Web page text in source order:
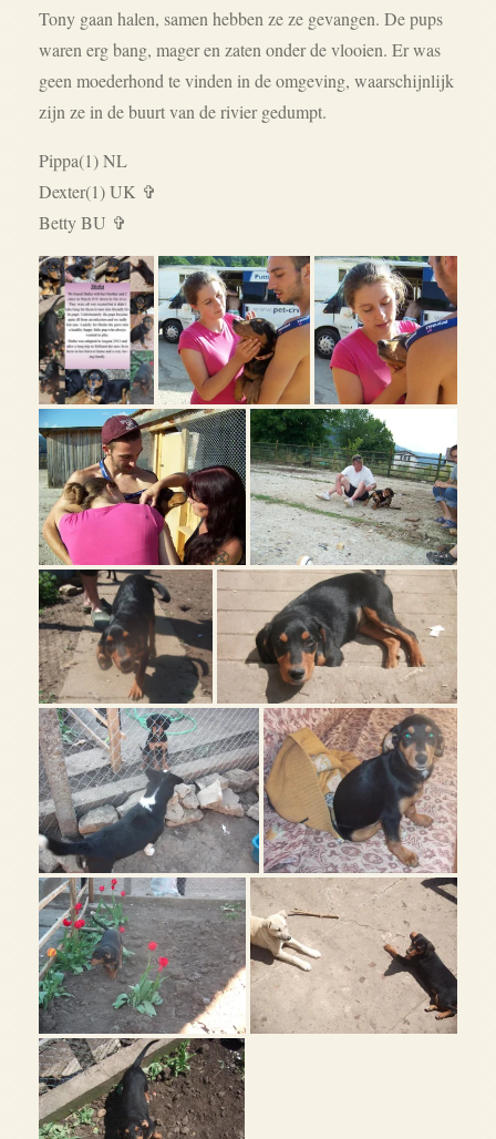
Tony gaan halen, samen hebben ze ze gevangen. De pups
waren erg bang, mager en zaten onder de vlooien. Er was
geen moederhond te vinden in de omgeving, waarschijnlijk
zijn ze in de buurt van de rivier gedumpt.
Pippa(1) NL
Dexter(1) UK ✞
Betty BU ✞